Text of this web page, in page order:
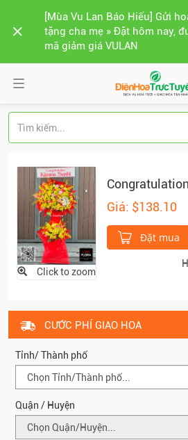
[Mùa Vu Lan Báo Hiếu] Gửi
tặng cha mẹ » Đặt hôm nay,
mã giảm giá VULAN
Click to zoom
Congratulation
Giá: $138.10
Đặt mua
CƯỚC PHÍ GIAO HOA
Tỉnh/ Thành phố
Quận / Huyện